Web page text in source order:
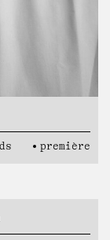
première